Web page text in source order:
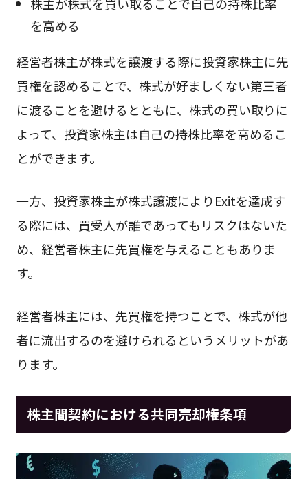
を高める
経営者株主が株式を譲渡する際に投資家株主に先
買権を認めることで、株式が好ましくない第三者
に渡ることを避けるとともに、株式の買い取りに
よって、投資家株主は自己の持株比率を高めるこ
とができます。
一方、投資家株主が株式譲渡によりExitを達成す
る際には、買受人が誰であってもリスクはないた
め、経営者株主に先買権を与えることもありま
す。
経営者株主には、先買権を持つことで、株式が他
者に流出するのを避けられるというメリットがあ
ります。
株主間契約における共同売却権条項